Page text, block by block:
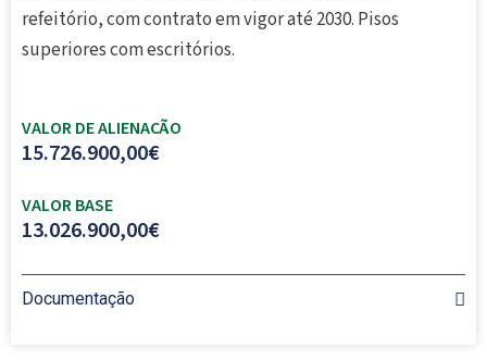
refeitório, com contrato em vigor até 2030. Pisos
superiores com escritórios.
VALOR DE ALIENACÃO
15.726.900,00€
VALOR BASE
13.026.900,00€
Documentação